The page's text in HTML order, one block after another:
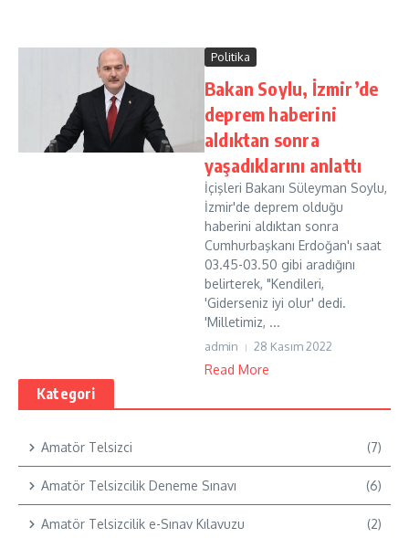
Politika
Bakan Soylu, İzmir’de
deprem haberini
aldıktan sonra
yaşadıklarını anlattı
İçişleri Bakanı Süleyman Soylu,
İzmir'de deprem olduğu
haberini aldıktan sonra
Cumhurbaşkanı Erdoğan'ı saat
03.45-03.50 gibi aradığını
belirterek, "Kendileri,
'Giderseniz iyi olur' dedi.
'Milletimiz, ...
admin 28 Kasım 2022
Read More
Kategori
Amatör Telsizci (7)
Amatör Telsizcilik Deneme Sınavı (6)
Amatör Telsizcilik e-Sınav Kılavuzu (2)